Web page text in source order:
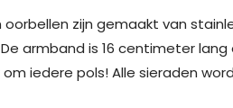
oorbellen zijn gemaakt van
armband is 16 centimeter
iedere pols! Alle sieraden